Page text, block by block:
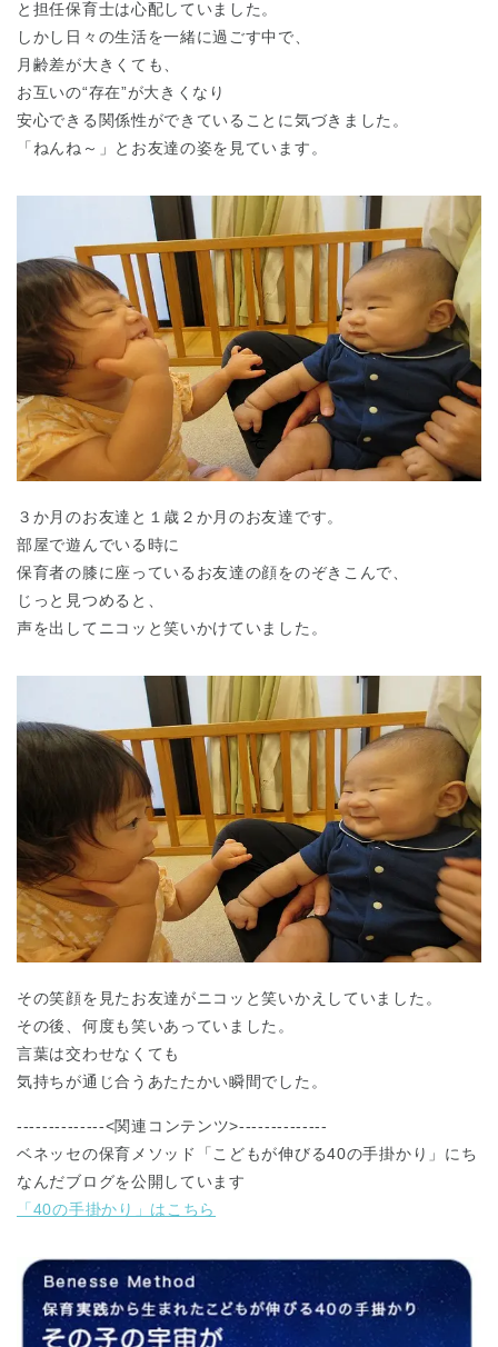
神奈川県 神奈川県 全域
と担任保育士は心配していました。
しかし日々の生活を一緒に過ごす中で、
月齢差が大きくても、
お互いの“存在”が大きくなり
安心できる関係性ができていることに気づきました。
「ねんね～」とお友達の姿を見ています。
３か月のお友達と１歳２か月のお友達です。
部屋で遊んでいる時に
保育者の膝に座っているお友達の顔をのぞきこんで、
じっと見つめると、
声を出してニコッと笑いかけていました。
その笑顔を見たお友達がニコッと笑いかえしていました。
その後、何度も笑いあっていました。
言葉は交わせなくても
気持ちが通じ合うあたたかい瞬間でした。
--------------<関連コンテンツ>--------------
ベネッセの保育メソッド「こどもが伸びる40の手掛かり」にち
なんだブログを公開しています
「40の手掛かり」はこちら